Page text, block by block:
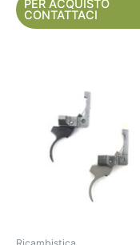
PER ACQUISTO
CONTATTACI
prodotto
ha
più
varianti.
opzioni